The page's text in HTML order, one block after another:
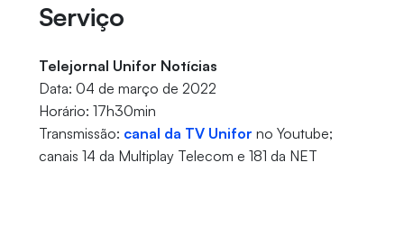
Serviço
Telejornal Unifor Notícias
Data: 04 de março de 2022
Horário: 17h30min
Transmissão: canal da TV Unifor no Youtube;
canais 14 da Multiplay Telecom e 181 da NET